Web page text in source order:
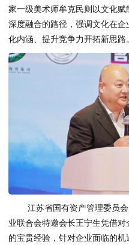
家一级美术师牟克民则以文化
深度融合的路径，强调文化在
化内涵、提升竞争力开拓新思路。
江苏省国有资产管理委员
业联合会特邀会长王宁生凭借
的宝贵经验，针对企业面临的